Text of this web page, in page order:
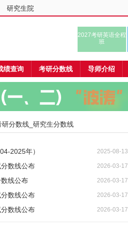
研究生院
2027考研英语全程
班
绩查询 考研分数线 导师介绍
分数线_研究生分数线
2025年） 2025-08-13
数线公布 2026-03-17
线公布 2026-03-17
数线公布 2026-03-17
数线公布 2026-03-17